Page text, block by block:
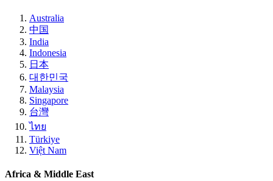
Australia
中国
India
Indonesia
日本
대한민국
Malaysia
Singapore
台灣
ไทย
Türkiye
Việt Nam
Africa & Middle East